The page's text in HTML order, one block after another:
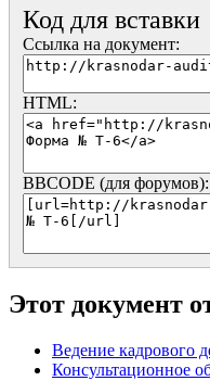
Код для вставки
Ссылка на документ:
HTML:
BBCODE (для форумов):
Этот документ
Ведение кадрового
Консультационное